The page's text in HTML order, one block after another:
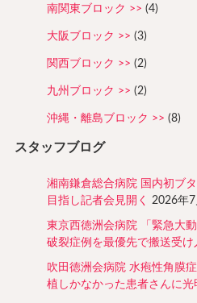
南関東ブロック (4)
大阪ブロック (3)
関西ブロック (2)
九州ブロック (2)
沖縄・離島ブロック (8)
スタッフブログ
湘南鎌倉総合病院 国内初ブ
目指し記者会見開く
2026年7
東京西徳洲会病院 「緊急大
破裂症例を最優先で搬送受け
吹田徳洲会病院 水疱性角膜
植しかなかった患者さんに光